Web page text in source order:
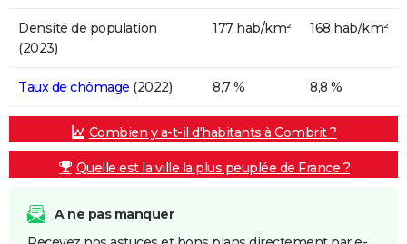
Densité de population
(2023)
177 hab/km² 168 hab/km²
Taux de chômage (2022) 8,7 % 8,8 %
Combien y a-t-il d'habitants à Combrit ?
Quelle est la ville la plus peuplée de France ?
A ne pas manquer